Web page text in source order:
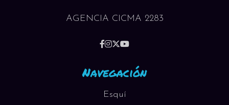
AGENCIA CICMA 2283
Navegación
Esquí